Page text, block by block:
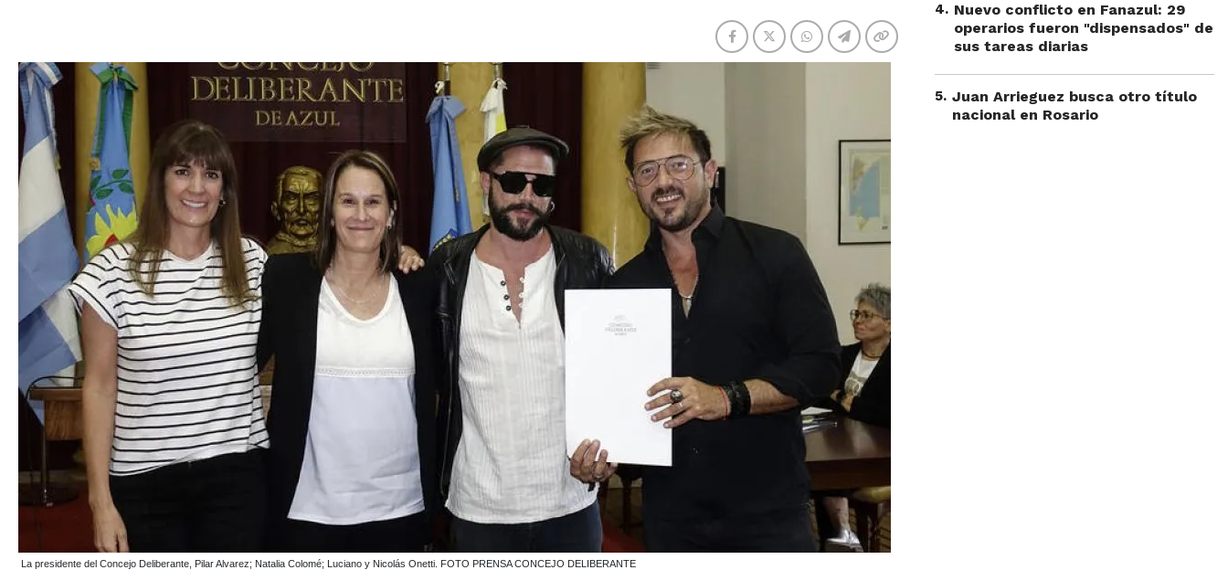
La presidente del Concejo Deliberante, Pilar Alvarez; Natalia Colomé; Luciano y Nicolás Onetti. FOTO PRENSA CONCEJO DELIBERANTE
4. Nuevo conflicto en Fanazul: 29
operarios fueron "dispensados" de
sus tareas diarias
5. Juan Arrieguez busca otro título
nacional en Rosario